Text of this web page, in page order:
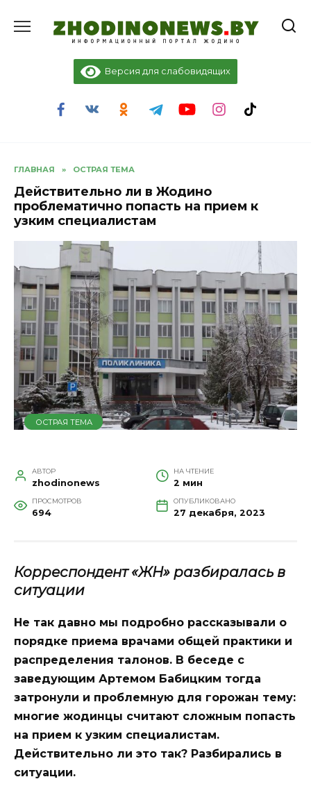
содержанию
Версия для слабовидящих
ГЛАВНАЯ » ОСТРАЯ ТЕМА
Действительно ли в Жодино
проблематично попасть на прием к
узким специалистам
ОСТРАЯ ТЕМА
АВТОР
zhodinonews
НА ЧТЕНИЕ
2 мин
ПРОСМОТРОВ
694
ОПУБЛИКОВАНО
27 декабря, 2023
Корреспондент «ЖН» разбиралась в
ситуации
Не так давно мы подробно рассказывали о
порядке приема врачами общей практики и
распределения талонов. В беседе с
заведующим Артемом Бабицким тогда
затронули и проблемную для горожан тему:
многие жодинцы считают сложным попасть
на прием к узким специалистам.
Действительно ли это так? Разбирались в
ситуации.